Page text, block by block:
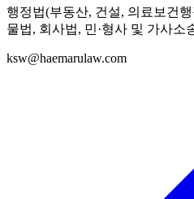
행정법(부동산, 건설, 의료보건
물법, 회사법, 민·형사 및 가사소
ksw@haemarulaw.com